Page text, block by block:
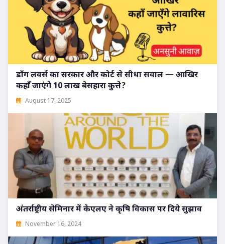
डॉग लवर्स का सरकार और कोर्ट से सीधा सवाल — आखिर
कहाँ जाएंगे 10 लाख बेसहारा कुत्ते?
August 17, 2025
अंतर्राष्ट्रीय सेमिनार में केएलए ने कृषि विकास पर दिये सुझाव
November 16, 2024